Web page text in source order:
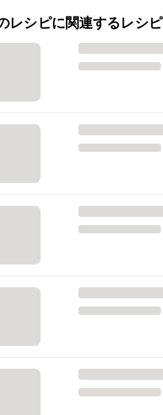
レシピに関連するレシピ